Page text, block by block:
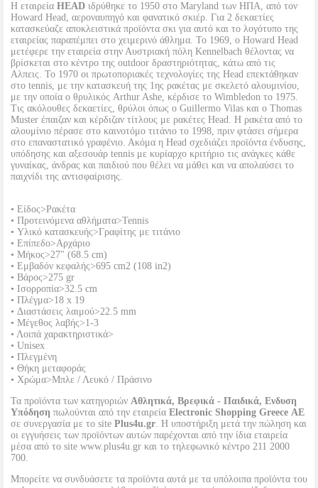
Η εταιρεία HEAD ιδρύθηκε το 1950 στο Maryland των ΗΠΑ, από τον
Howard Head, αεροναυπηγό και φανατικό σκιέρ. Για 2 δεκαετίες
κατασκεύαζε αποκλειστικά προϊόντα σκι για αυτό και το λογότυπο της
εταιρείας παραπέμπει στο χειμερινό άθλημα. Το 1969, ο Howard Head
μετέφερε την εταιρεία στην Αυστριακή πόλη Kennelbach θέλοντας να
βρίσκεται στο κέντρο της outdoor δραστηριότητας, κάτω από τις
Αλπεις. Το 1970 οι πρωτοποριακές τεχνολογίες της Head επεκτάθηκαν
στο tennis, με την κατασκευή της 1ης ρακέτας με σκελετό αλουμινίου,
με την οποία ο θρυλικός Arthur Ashe, κέρδισε το Wimbledon το 1975.
Τις ακόλουθες δεκαετίες, θρύλοι όπως ο Guillermo Vilas και ο Thomas
Muster έπαιζαν και κέρδιζαν τίτλους με ρακέτες Head. Η ρακέτα από το
αλουμίνιο πέρασε στο καινοτόμο τιτάνιο το 1998, πριν φτάσει σήμερα
στο επαναστατικό γραφένιο. Ακόμα η Head σχεδιάζει προϊόντα ένδυσης,
υπόδησης και αξεσουάρ tennis με κυρίαρχο κριτήριο τις ανάγκες κάθε
γυναίκας, άνδρας και παιδιού που θέλει να μάθει και να απολαύσει το
παιχνίδι της αντισφαίρισης.
• Είδος>Ρακέτα
• Προτεινόμενα αθλήματα>Tennis
• Υλικό κατασκευής>Γραφίτης με τιτάνιο
• Επίπεδο>Αρχάριο
• Μήκος>27" (68.5 cm)
• Εμβαδόν κεφαλής>695 cm2 (108 in2)
• Βάρος>275 gr
• Ισορροπία>32.5 cm
• Πλέγμα>18 x 19
• Διαστάσεις λαιμού>22.5 mm
• Μέγεθος λαβής>1-3
• Λοιπά χαρακτηριστικά>
• Unisex
• Πλεγμένη
• Θήκη μεταφοράς
• Χρώμα>Μπλε / Λευκό / Πράσινο
Τα προϊόντα των κατηγοριών Αθλητικά, Βρεφικά - Παιδικά, Ενδυση
Υπόδηση πωλούνται από την εταιρεία Electronic Shopping Greece ΑΕ
σε συνεργασία με το site Plus4u.gr. Η υποστήριξη μετά την πώληση και
οι εγγυήσεις των προϊόντων αυτών παρέχονται από την ίδια εταιρεία
μέσα από το site www.plus4u.gr και το τηλεφωνικό κέντρο 211 2000
700.
Μπορείτε να συνδυάσετε τα προϊόντα αυτά με τα υπόλοιπα προϊόντα του